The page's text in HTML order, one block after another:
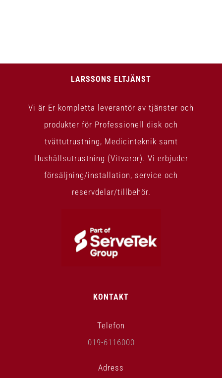
LARSSONS ELTJÄNST
Vi är Er kompletta leverantör av tjänster och
produkter för Professionell disk och
tvättutrustning, Medicinteknik samt
Hushållsutrustning (Vitvaror). Vi erbjuder
försäljning/installation, service och
reservdelar/tillbehör.
KONTAKT
Telefon
019-6116000
Adress